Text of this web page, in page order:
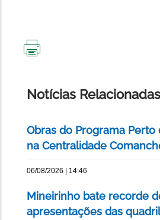
Notícias Relacionadas
Obras do Programa Perto
na Centralidade
06/08/2026 | 14:46
Mineirinho bate recorde
apresentações das